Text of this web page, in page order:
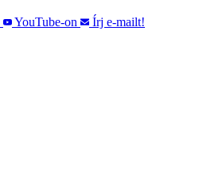
YouTube-on
Írj e-mailt!